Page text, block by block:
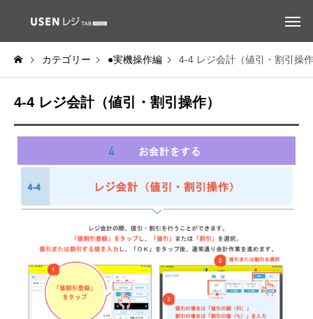
カテゴリー ●実機操作編 4-4 レジ会計（値引・割引操
4-4 レジ会計（値引・割引操作）